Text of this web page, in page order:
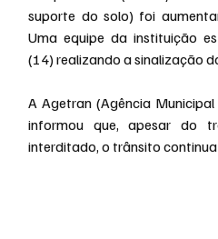
suporte do solo) foi
Uma equipe da instituição
(14) realizando a sinalização
A Agetran (Agência
informou que, apesar do
interditado, o trânsito